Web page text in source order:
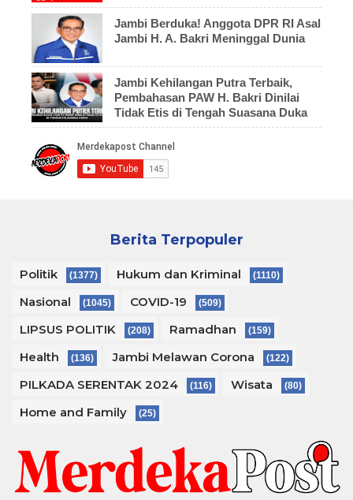
Jambi Berduka! Anggota DPR RI Asal
Jambi H. A. Bakri Meninggal Dunia
Jambi Kehilangan Putra Terbaik,
Pembahasan PAW H. Bakri Dinilai
Tidak Etis di Tengah Suasana Duka
Berita Terpopuler
Politik (1377) Hukum dan Kriminal (1110)
Nasional (1045) COVID-19 (509)
LIPSUS POLITIK (208) Ramadhan (159)
Health (136) Jambi Melawan Corona (122)
PILKADA SERENTAK 2024 (116) Wisata (80)
Home and Family (25)